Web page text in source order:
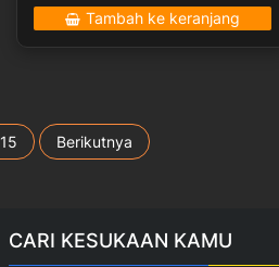
Tambah ke keranjang
15 Berikutnya
CARI KESUKAAN KAMU